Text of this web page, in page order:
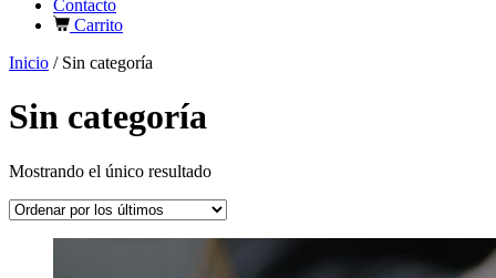
Contacto
Carrito
Inicio / Sin categoría
Sin categoría
Mostrando el único resultado